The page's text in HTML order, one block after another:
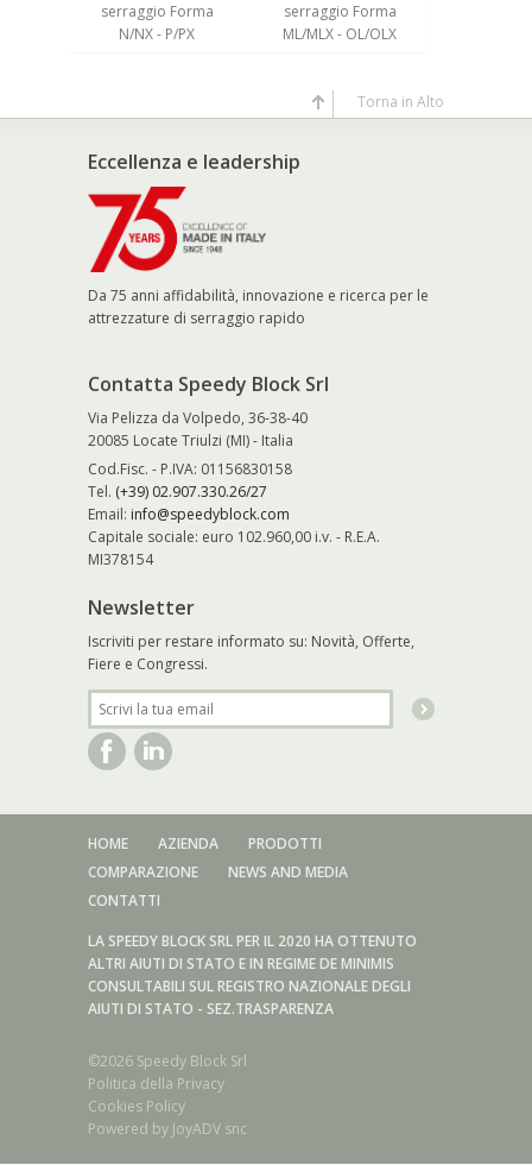
serraggio Forma
N/NX - P/PX
serraggio Forma
ML/MLX - OL/OLX
Eccellenza e leadership
Da 75 anni affidabilità, innovazione e ricerca per le
attrezzature di serraggio rapido
Contatta Speedy Block Srl
Via Pelizza da Volpedo, 36-38-40
20085 Locate Triulzi (MI) - Italia
Cod.Fisc. - P.IVA: 01156830158
Tel. (+39) 02.907.330.26/27
Email: info@speedyblock.com
Capitale sociale: euro 102.960,00 i.v. - R.E.A.
MI378154
Newsletter
Iscriviti per restare informato su: Novità, Offerte,
Fiere e Congressi.
Torna in Alto
HOME AZIENDA
PRODOTTI
COMPARAZIONE
NEWS AND MEDIA
CONTATTI
LA SPEEDY BLOCK SRL PER IL 2020 HA OTTENUTO
ALTRI AIUTI DI STATO E IN REGIME DE MINIMIS
CONSULTABILI SUL REGISTRO NAZIONALE DEGLI
AIUTI DI STATO - SEZ.TRASPARENZA
©2026 Speedy Block Srl
Politica della Privacy
Cookies Policy
Powered by JoyADV snc